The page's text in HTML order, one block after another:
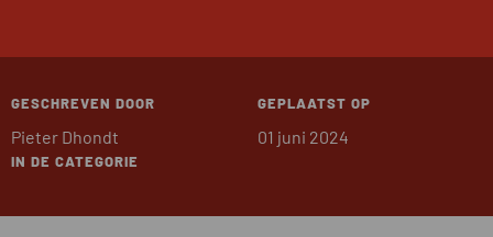
GESCHREVEN DOOR
Pieter Dhondt
GEPLAATST OP
01 juni 2024
IN DE CATEGORIE